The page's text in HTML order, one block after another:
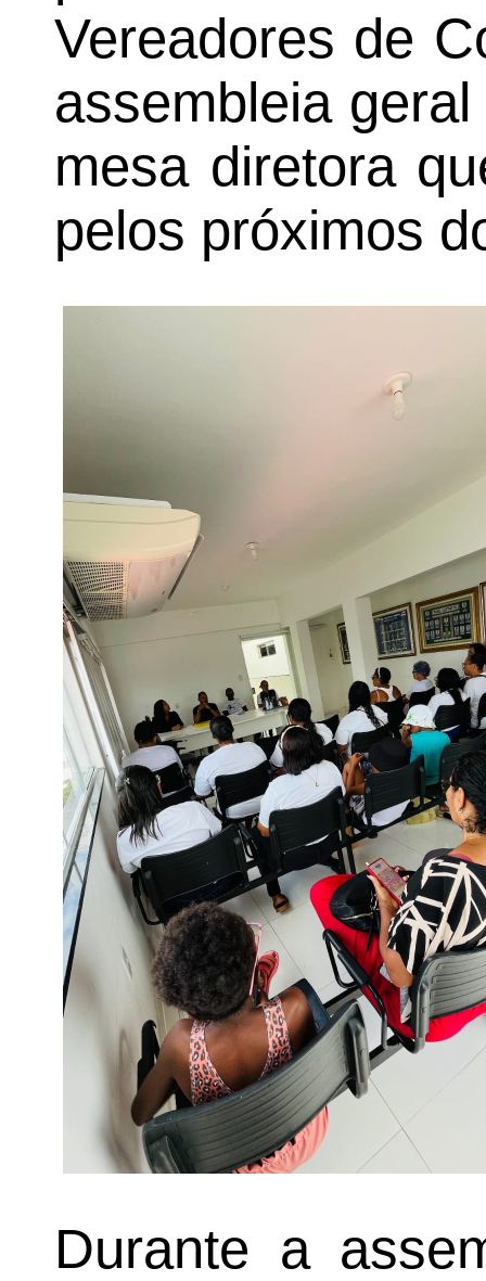
Vereadores de
assembleia
mesa diretora
pelos próximos
Durante a